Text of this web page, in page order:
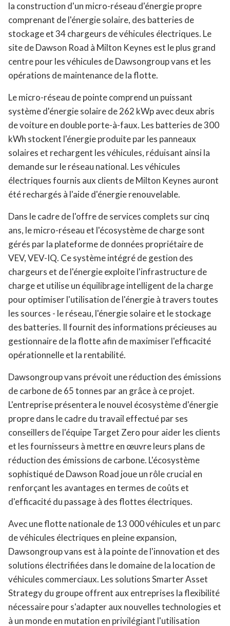
la construction d'un micro-réseau d'énergie propre
comprenant de l'énergie solaire, des batteries de
stockage et 34 chargeurs de véhicules électriques. Le
site de Dawson Road à Milton Keynes est le plus grand
centre pour les véhicules de Dawsongroup vans et les
opérations de maintenance de la flotte.
Le micro-réseau de pointe comprend un puissant
système d'énergie solaire de 262 kWp avec deux abris
de voiture en double porte-à-faux. Les batteries de 300
kWh stockent l'énergie produite par les panneaux
solaires et rechargent les véhicules, réduisant ainsi la
demande sur le réseau national. Les véhicules
électriques fournis aux clients de Milton Keynes auront
été rechargés à l'aide d'énergie renouvelable.
Dans le cadre de l'offre de services complets sur cinq
ans, le micro-réseau et l'écosystème de charge sont
gérés par la plateforme de données propriétaire de
VEV, VEV-IQ. Ce système intégré de gestion des
chargeurs et de l'énergie exploite l'infrastructure de
charge et utilise un équilibrage intelligent de la charge
pour optimiser l'utilisation de l'énergie à travers toutes
les sources - le réseau, l'énergie solaire et le stockage
des batteries. Il fournit des informations précieuses au
gestionnaire de la flotte afin de maximiser l'efficacité
opérationnelle et la rentabilité.
Dawsongroup vans prévoit une réduction des émissions
de carbone de 65 tonnes par an grâce à ce projet.
L'entreprise présentera le nouvel écosystème d'énergie
propre dans le cadre du travail effectué par ses
conseillers de l'équipe Target Zero pour aider les clients
et les fournisseurs à mettre en œuvre leurs plans de
réduction des émissions de carbone. L'écosystème
sophistiqué de Dawson Road joue un rôle crucial en
renforçant les avantages en termes de coûts et
d'efficacité du passage à des flottes électriques.
Avec une flotte nationale de 13 000 véhicules et un parc
de véhicules électriques en pleine expansion,
Dawsongroup vans est à la pointe de l'innovation et des
solutions électrifiées dans le domaine de la location de
véhicules commerciaux. Les solutions Smarter Asset
Strategy du groupe offrent aux entreprises la flexibilité
nécessaire pour s'adapter aux nouvelles technologies et
à un monde en mutation en privilégiant l'utilisation